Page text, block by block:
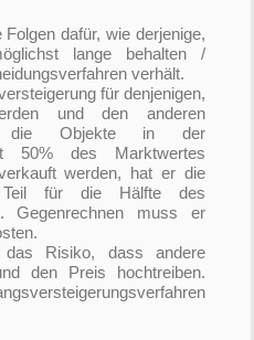
dafür, wie derjenige,
lange behalten /
verhält.
für denjenigen,
und den anderen
die Objekte in der
50% des Marktwertes
werden, hat er die
Teil für die Hälfte des
Gegenrechnen muss er
Risiko, dass andere
den Preis hochtreiben.